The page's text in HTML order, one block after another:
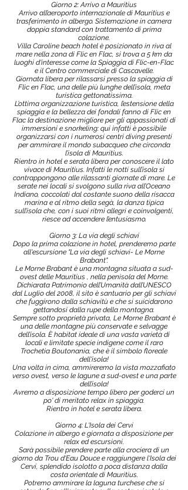
Giorno 2: Arrivo a Mauritius
Arrivo all’aeroporto internazionale di Mauritius e
trasferimento in albergo. Sistemazione in camera
doppia standard con trattamento di prima
colazione.
Villa Caroline beach hotel è posizionato in riva al
mare nella zona di Flic en Flac, si trova a 5 km da
luoghi d'interesse come la Spiaggia di Flic-en-Flac
e il Centro commerciale di Cascavelle.
Giornata libera per rilassarsi presso la spiaggia di
Flic en Flac, una delle più lunghe dell’isola, meta
turistica gettonatissima.
L’ottima organizzazione turistica, l’estensione della
spiaggia e la bellezza dei fondali fanno di Flic en
Flac la destinazione migliore per gli appassionati di
immersioni e snorkeling: qui infatti è possibile
organizzarsi con i numerosi centri diving presenti
per ammirare il mondo subacqueo che circonda
l’isola di Mauritius.
Rientro in hotel e serata libera per conoscere il lato
vivace di Mauritius. Infatti le notti sull’isola si
contrappongono alle rilassanti giornate di mare. Le
serate nei locali si svolgono sulla riva all’Oceano
Indiano, coccolati dal costante suono della risacca
marina e al ritmo della segà, la danza tipica
sull’isola che, con i suoi ritmi allegri e coinvolgenti,
riesce ad accendere l’entusiasmo.
Giorno 3: La via degli schiavi
Dopo la prima colazione in hotel, prenderemo parte
all'escursione "La via degli schiavi- Le Morne
Brabant".
Le Morne Brabant è una montagna situata a sud-
ovest delle Mauritius , nella penisola del Morne.
Dichiarata Patrimonio dell’Umanità dall’UNESCO
dal Luglio del 2008, il sito è santuario per gli schiavi
che fuggirono dalla schiavitù e che si suicidarono
gettandosi dalla rupe della montagna.
Sempre sotto proprietà privata, Le Morne Brabant è
una delle montagne più conservate e selvagge
dell’isola. È habitat ideale di una vasta varietà di
locali e limitate specie indigene come il raro
Trochetia Boutonania, che è il simbolo floreale
dell'isola!
Una volta in cima, ammireremo la vista mozzafiato
verso ovest, verso le lagune a sud-ovest e una parte
dell’isola!
Avremo a disposizione tempo libero per goderci un
po' di meritato relax in spiaggia.
Rientro in hotel e serata libera.
Giorno 4: L'Isola dei Cervi
Colazione in albergo e giornata a disposizione per
relax ed escursioni.
Sarà possibile prendere parte alla crociera di un
giorno da Trou d'Eau Douce e raggiungere l'Isola dei
Cervi, splendido isolotto a poca distanza dalla
costa orientale di Mauritius.
Potremo ammirare la laguna turchese che si